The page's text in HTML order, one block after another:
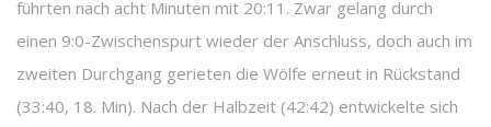
führten nach acht Minuten mit 20:11. Zwar gelang durch
einen 9:0-Zwischenspurt wieder der Anschluss, doch auch im
zweiten Durchgang gerieten die Wölfe erneut in Rückstand
(33:40, 18. Min). Nach der Halbzeit (42:42) entwickelte sich